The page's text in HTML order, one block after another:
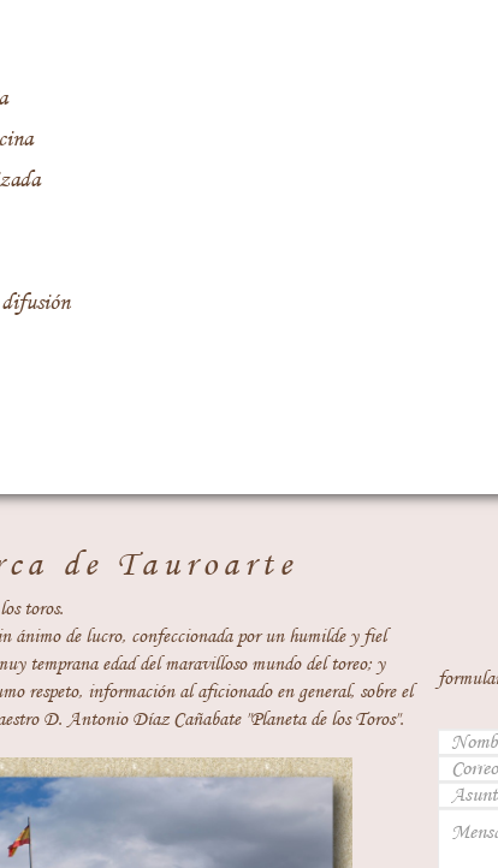
de Tauroarte
toros.
ánimo de lucro, confeccionada por un humilde y fiel
temprana edad del maravilloso mundo del toreo; y
respeto, información al aficionado en general, sobre el
D. Antonio Díaz Cañabate "Planeta de los Toros".